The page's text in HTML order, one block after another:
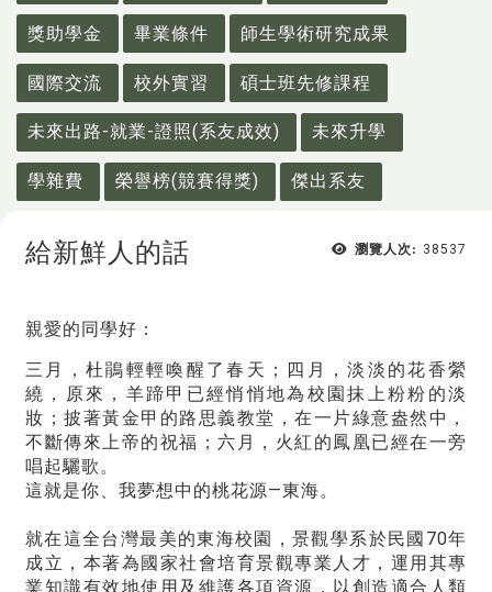
獎助學金 畢業條件 師生學術研究成果
國際交流 校外實習 碩士班先修課程
未來出路-就業-證照(系友成效) 未來升學
學雜費 榮譽榜(競賽得獎) 傑出系友
瀏覽人次: 38537
給新鮮人的話
親愛的同學好：
三月，杜鵑輕輕喚醒了春天；四月，淡淡的花香縈
繞，原來，羊蹄甲已經悄悄地為校園抹上粉粉的淡
妝；披著黃金甲的路思義教堂，在一片綠意盎然中，
不斷傳來上帝的祝福；六月，火紅的鳳凰已經在一旁
唱起驪歌。
這就是你、我夢想中的桃花源—東海。
就在這全台灣最美的東海校園，景觀學系於民國70年
成立，本著為國家社會培育景觀專業人才，運用其專
業知識有效地使用及維護各項資源，以創造適合人類